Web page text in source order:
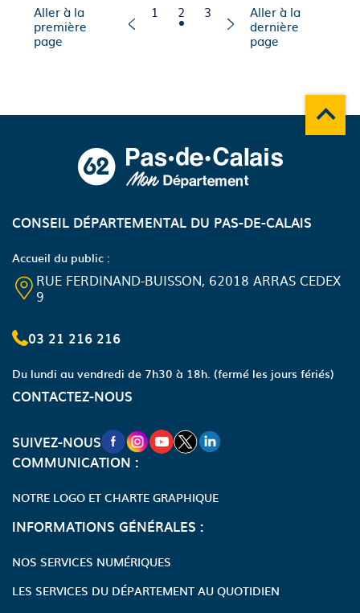
Aller à la
première
page
Aller à la page
1 Page courante
2 Aller à la page
3 Aller à la
dernière
page
CONSEIL DÉPARTEMENTAL DU PAS-DE-CALAIS
Accueil du public :
RUE FERDINAND-BUISSON, 62018 ARRAS CEDEX
9
03 21 216 216
Du lundi au vendredi de 7h30 à 18h. (fermé les jours fériés)
CONTACTEZ-NOUS
SUIVEZ-NOUSNOUVELLE FENÊTRE VERS LA PAGE
NOUVELLE FENÊTRE VERS LA
NOUVELLE FENÊTRE VERS LA
NOUVELLE FENÊTRE VERS
NOUVELLE FENÊTRE
COMMUNICATION :
NOTRE LOGO ET CHARTE GRAPHIQUE
INFORMATIONS GÉNÉRALES :
NOS SERVICES NUMÉRIQUES
LES SERVICES DU DÉPARTEMENT AU QUOTIDIEN